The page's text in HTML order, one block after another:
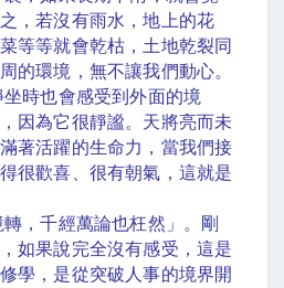
，若沒有雨水，地上的花
等等就會乾枯，土地乾裂同
的環境，無不讓我們動心。
也會感受到外面的境
因為它很靜謐。天將亮而未
著活躍的生命力，當我們接
很歡喜、很有朝氣，這就是
千經萬論也枉然」。剛
如果說完全沒有感受，這是
學，是從突破人事的境界開